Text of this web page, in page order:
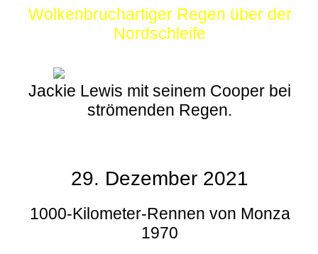
Wolkenbruchartiger Regen über der
Nordschleife
Jackie Lewis mit seinem Cooper bei
strömenden Regen.
29. Dezember 2021
1000-Kilometer-Rennen von Monza
1970